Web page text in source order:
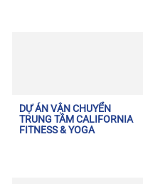
DỰ ÁN VẬN CHUYỂN
TRUNG TÂM CALIFORNIA
FITNESS & YOGA